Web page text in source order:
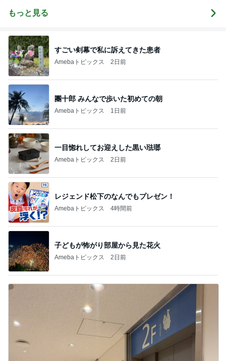
もっと見る
すごい剣幕で私に訴えてきた患者
Amebaトピックス 2日前
團十郎 みんなで歩いた初めての朝
Amebaトピックス 1日前
一目惚れしてお迎えした黒い琺瑯
Amebaトピックス 2日前
レジェンド松下のなんでもプレゼン！
Amebaトピックス 4時間前
子どもが怖がり部屋から見た花火
Amebaトピックス 2日前